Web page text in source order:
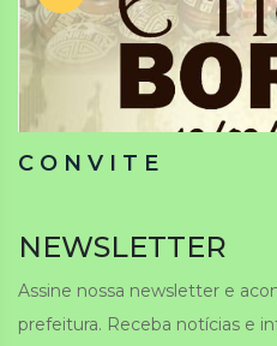
C O N V I T E
NEWSLETTER
Assine nossa newsletter e
prefeitura. Receba notícias e